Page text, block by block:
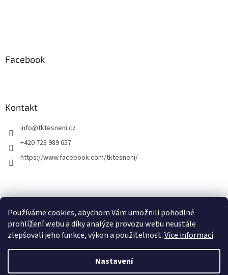
Používáme cookies, abychom Vám umožnili pohodlné
prohlížení webu a díky analýze provozu webu neustále
zlepšovali jeho funkce, výkon a použitelnost.Více informací
Nastavení
Facebook
Kontakt
info@tktesneni.cz
+420 723 989 657
https://www.facebook.com/tktesneni/